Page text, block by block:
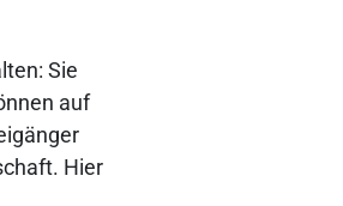
Sie
auf
Hier